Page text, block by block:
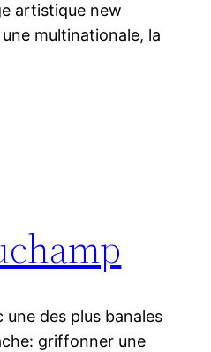
artistique new
multinationale, la
des plus banales
griffonner une